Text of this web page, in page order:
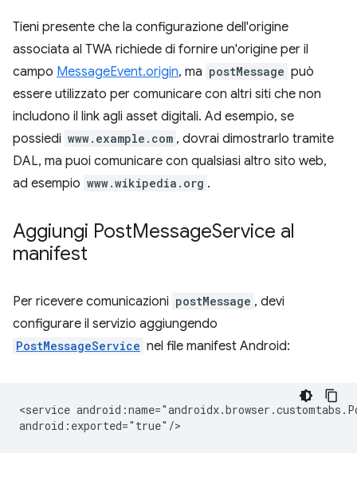
Tieni presente che la configurazione dell'origine
associata al TWA richiede di fornire un'origine per il
campo MessageEvent.origin, ma postMessage può
essere utilizzato per comunicare con altri siti che non
includono il link agli asset digitali. Ad esempio, se
possiedi www.example.com , dovrai dimostrarlo tramite
DAL, ma puoi comunicare con qualsiasi altro sito web,
ad esempio www.wikipedia.org .
Aggiungi PostMessageService al
manifest
Per ricevere comunicazioni postMessage , devi
configurare il servizio aggiungendo
PostMessageService nel file manifest Android:
<service